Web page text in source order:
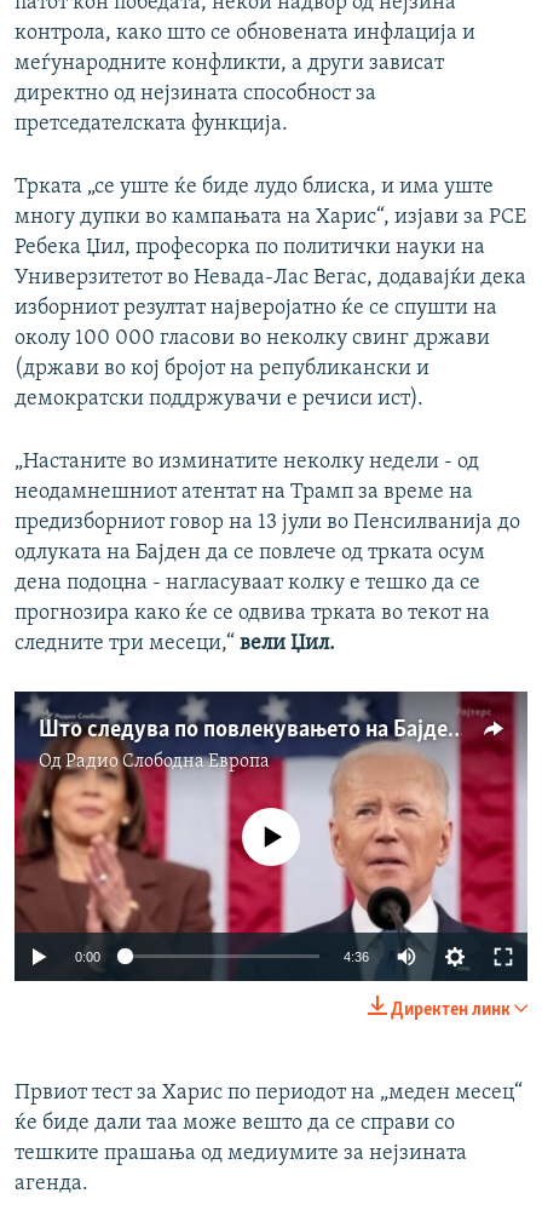
контрола, како што се обновената инфлација и
меѓународните конфликти, а други зависат
директно од нејзината способност за
претседателската функција.
Трката „се уште ќе биде лудо блиска, и има уште
многу дупки во кампањата на Харис“, изјави за РСЕ
Ребека Џил, професорка по политички науки на
Универзитетот во Невада-Лас Вегас, додавајќи дека
изборниот резултат најверојатно ќе се спушти на
околу 100 000 гласови во неколку свинг држави
(држави во кој бројот на републикански и
демократски поддржувачи е речиси ист).
„Настаните во изминатите неколку недели - од
неодамнешниот атентат на Трамп за време на
предизборниот говор на 13 јули во Пенсилванија до
одлуката на Бајден да се повлече од трката осум
дена подоцна - нагласуваат колку е тешко да се
прогнозира како ќе се одвива трката во текот на
следните три месеци,“ вели Џил.
Што следува по повлекувањето на Бајден и предлогот Харис да биде претседателски кандидат?
ОдРадио Слободна Eвропа
720p 1080p
No media source currently available
0:00 4:36
720p
1080p
Директен линк
Првиот тест за Харис по периодот на „меден месец“
ќе биде дали таа може вешто да се справи со
тешките прашања од медиумите за нејзината
агенда.